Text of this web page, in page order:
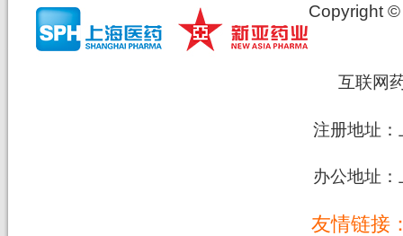
Copyright
互联网
注册地址
办公地址
友情链